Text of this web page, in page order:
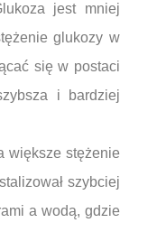
jest mniej
glukozy w
się w postaci
i bardziej
większe stężenie
szybciej
a wodą, gdzie